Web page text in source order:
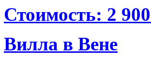
Стоимость: 2
Вилла в Вене